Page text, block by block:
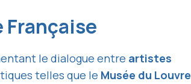
Française
le dialogue entre artistes
telles que le Musée du Louvre